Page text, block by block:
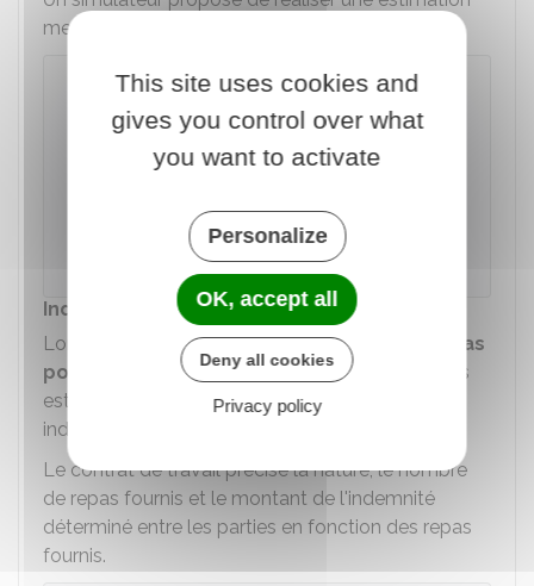
mensuelle des indemnités d'entretien :
Calculer les indemnités d'entretien
de l'assistante maternelle
Direction de l'information légale et administrative
(Dila) - Premier ministre
Indemnité de frais de repas
Lorsque l'assistante maternellefournit les repas
pour l'enfant accueilli, une indemnité de repas
est versée par le particulier employeur. Cette
indemnité s'ajoute au salaire.
Le contrat de travail précise la nature, le nombre
de repas fournis et le montant de l'indemnité
déterminé entre les parties en fonction des repas
fournis.
This site uses cookies and
gives you control over what
you want to activate
Personalize
OK, accept all
Deny all cookies
Privacy policy